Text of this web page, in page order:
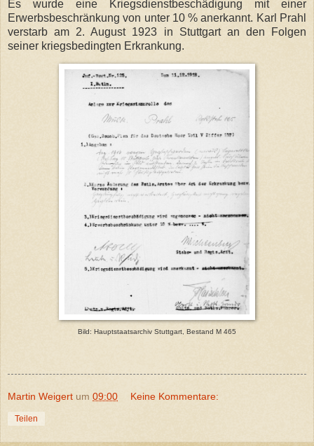
Es wurde eine Kriegsdienstbeschädigung mit einer
Erwerbsbeschränkung von unter 10 % anerkannt. Karl Prahl
verstarb am 2. August 1923 in Stuttgart an den Folgen
seiner kriegsbedingten Erkrankung.
Bild: Hauptstaatsarchiv Stuttgart, Bestand M 465
Martin Weigert um 09:00 Keine Kommentare:
Teilen